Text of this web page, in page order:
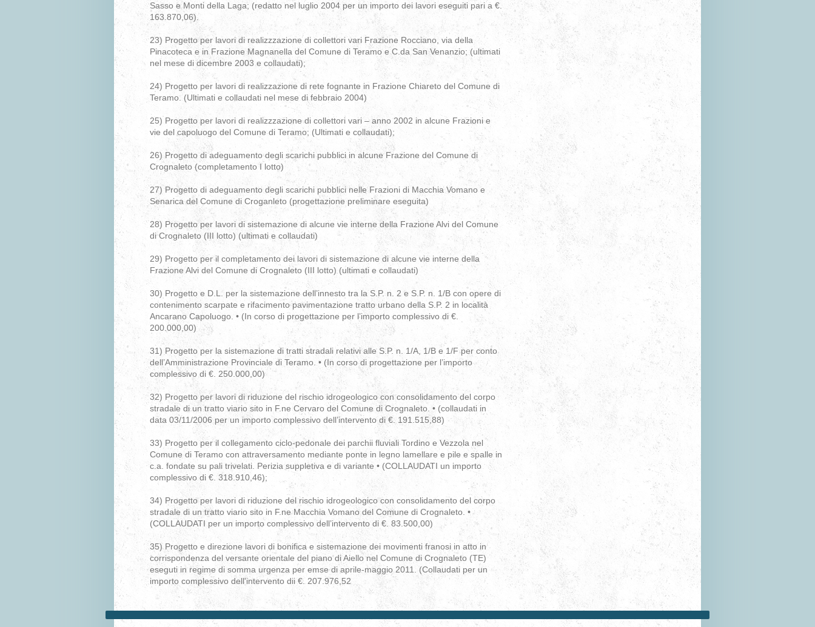
Sasso e Monti della Laga; (redatto nel luglio 2004 per un importo dei lavori eseguiti pari a €.
163.870,06).
23) Progetto per lavori di realizzzazione di collettori vari Frazione Rocciano, via della
Pinacoteca e in Frazione Magnanella del Comune di Teramo e C.da San Venanzio; (ultimati
nel mese di dicembre 2003 e collaudati);
24) Progetto per lavori di realizzazione di rete fognante in Frazione Chiareto del Comune di
Teramo. (Ultimati e collaudati nel mese di febbraio 2004)
25) Progetto per lavori di realizzzazione di collettori vari – anno 2002 in alcune Frazioni e
vie del capoluogo del Comune di Teramo; (Ultimati e collaudati);
26) Progetto di adeguamento degli scarichi pubblici in alcune Frazione del Comune di
Crognaleto (completamento I lotto)
27) Progetto di adeguamento degli scarichi pubblici nelle Frazioni di Macchia Vomano e
Senarica del Comune di Croganleto (progettazione preliminare eseguita)
28) Progetto per lavori di sistemazione di alcune vie interne della Frazione Alvi del Comune
di Crognaleto (III lotto) (ultimati e collaudati)
29) Progetto per il completamento dei lavori di sistemazione di alcune vie interne della
Frazione Alvi del Comune di Crognaleto (III lotto) (ultimati e collaudati)
30) Progetto e D.L. per la sistemazione dell’innesto tra la S.P. n. 2 e S.P. n. 1/B con opere di
contenimento scarpate e rifacimento pavimentazione tratto urbano della S.P. 2 in località
Ancarano Capoluogo. • (In corso di progettazione per l’importo complessivo di €.
200.000,00)
31) Progetto per la sistemazione di tratti stradali relativi alle S.P. n. 1/A, 1/B e 1/F per conto
dell’Amministrazione Provinciale di Teramo. • (In corso di progettazione per l’importo
complessivo di €. 250.000,00)
32) Progetto per lavori di riduzione del rischio idrogeologico con consolidamento del corpo
stradale di un tratto viario sito in F.ne Cervaro del Comune di Crognaleto. • (collaudati in
data 03/11/2006 per un importo complessivo dell’intervento di €. 191.515,88)
33) Progetto per il collegamento ciclo-pedonale dei parchii fluviali Tordino e Vezzola nel
Comune di Teramo con attraversamento mediante ponte in legno lamellare e pile e spalle in
c.a. fondate su pali trivelati. Perizia suppletiva e di variante • (COLLAUDATI un importo
complessivo di €. 318.910,46);
34) Progetto per lavori di riduzione del rischio idrogeologico con consolidamento del corpo
stradale di un tratto viario sito in F.ne Macchia Vomano del Comune di Crognaleto. •
(COLLAUDATI per un importo complessivo dell’intervento di €. 83.500,00)
35) Progetto e direzione lavori di bonifica e sistemazione dei movimenti franosi in atto in
corrispondenza del versante orientale del piano di Aiello nel Comune di Crognaleto (TE)
eseguti in regime di somma urgenza per emse di aprile-maggio 2011. (Collaudati per un
importo complessivo dell'intervento dii €. 207.976,52